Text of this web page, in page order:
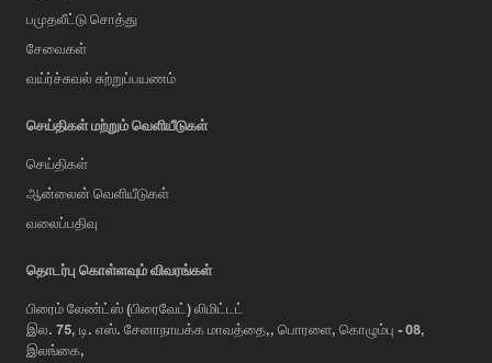
பமுதலீட்டு சொத்து
சேவைகள்
வய்ர்ச்சுவல் சுற்றுப்பயணம்
செய்திகள் மற்றும் வெளியீடுகள்
செய்திகள்
ஆன்லைன் வெளியீடுகள்
வலைப்பதிவு
தொடர்பு கொள்ளவும் விவரங்கள்
பிரைம் லேண்ட்ஸ் (பிரைவேட்) லிமிட்டட்
இல. 75, டி. எஸ். சேனாநாயக்க மாவத்தை,, பொரளை, கொழும்பு - 08,
இலங்கை,